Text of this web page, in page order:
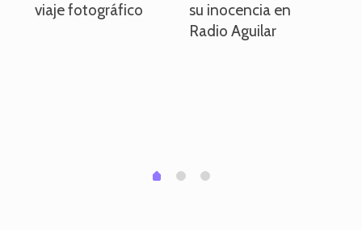
viaje fotográfico
su inocencia en
Radio Aguilar
0 1 2